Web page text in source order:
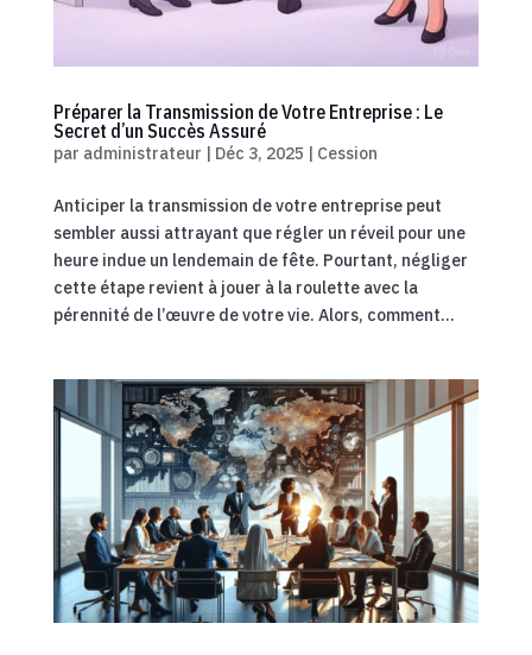
Préparer la Transmission de Votre Entreprise : Le
Secret d’un Succès Assuré
par administrateur Déc 3, 2025 Cession
Anticiper la transmission de votre entreprise peut
sembler aussi attrayant que régler un réveil pour une
heure indue un lendemain de fête. Pourtant, négliger
cette étape revient à jouer à la roulette avec la
pérennité de l’œuvre de votre vie. Alors, comment...